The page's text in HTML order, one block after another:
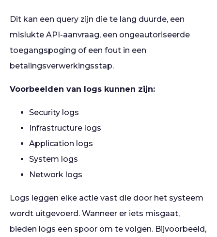
Dit kan een query zijn die te lang duurde, een
mislukte API-aanvraag, een ongeautoriseerde
toegangspoging of een fout in een
betalingsverwerkingsstap.
Voorbeelden van logs kunnen zijn:
Security logs
Infrastructure logs
Application logs
System logs
Network logs
Logs leggen elke actie vast die door het systeem
wordt uitgevoerd. Wanneer er iets misgaat,
bieden logs een spoor om te volgen. Bijvoorbeeld,